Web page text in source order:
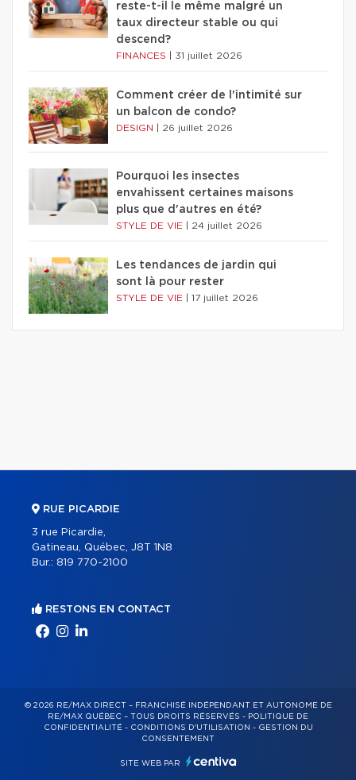
reste-t-il le même malgré un
taux directeur stable ou qui
descend?
FINANCES 31 juillet 2026
Comment créer de l'intimité sur
un balcon de condo?
DESIGN 26 juillet 2026
Pourquoi les insectes
envahissent certaines maisons
plus que d'autres en été?
STYLE DE VIE 24 juillet 2026
Les tendances de jardin qui
sont là pour rester
STYLE DE VIE 17 juillet 2026
RUE PICARDIE
3 rue Picardie,
Gatineau, Québec, J8T 1N8
Bur.: 819 770-2100
RESTONS EN CONTACT
© 2026 RE/MAX DIRECT – FRANCHISÉ INDÉPENDANT ET AUTONOME DE
RE/MAX QUÉBEC – TOUS DROITS RÉSERVÉS - POLITIQUE DE
CONFIDENTIALITÉ- CONDITIONS D'UTILISATION - GESTION DU
CONSENTEMENT
SITE WEB PAR